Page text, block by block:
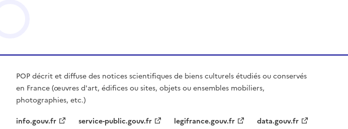
POP décrit et diffuse des notices scientifiques de biens culturels étudiés ou conservés
en France (œuvres d'art, édifices ou sites, objets ou ensembles mobiliers,
photographies, etc.)
info.gouv.fr
service-public.gouv.fr legifrance.gouv.fr data.gouv.fr